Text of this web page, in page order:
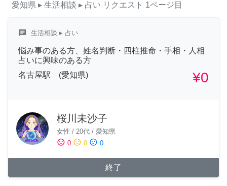
愛知県 ▸ 生活相談 ▸ 占い リクエスト 1ページ目
chat 生活相談 ▸ 占い
悩み事のある方、姓名判断・四柱推命・手相・人相
占いに興味のある方
名古屋駅 (愛知県)
¥0
桜川未沙子
女性 / 20代 / 愛知県
sentiment_satisfied 0 sentiment_neutral 0 sentiment_dissatisfied 0
終了